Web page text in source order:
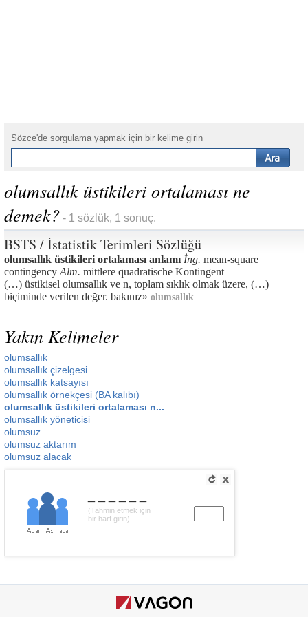
Sözce'de sorgulama yapmak için bir kelime girin
olumsallık üstikileri ortalaması ne
demek? - 1 sözlük, 1 sonuç.
BSTS / İstatistik Terimleri Sözlüğü
olumsallık üstikileri ortalaması anlamı İng. mean-square
contingency Alm. mittlere quadratische Kontingent
(…) üstikisel olumsallık ve n, toplam sıklık olmak üzere, (…)
biçiminde verilen değer. bakınız» olumsallık
Yakın Kelimeler
olumsallık
olumsallık çizelgesi
olumsallık katsayısı
olumsallık örnekçesi (BA kalıbı)
olumsallık üstikileri ortalaması n...
olumsallık yöneticisi
olumsuz
olumsuz aktarım
olumsuz alacak
(Tahmin etmek için
bir harf girin)